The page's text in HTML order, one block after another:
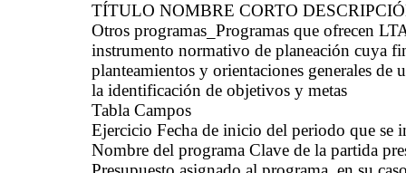
TÍTULO NOMBRE CORTO
Otros programas_Programas que ofrecen
instrumento normativo de planeación cuya
planteamientos y orientaciones generales
la identificación de objetivos y metas
Tabla Campos
Ejercicio Fecha de inicio del periodo que se
Nombre del programa Clave de la partida